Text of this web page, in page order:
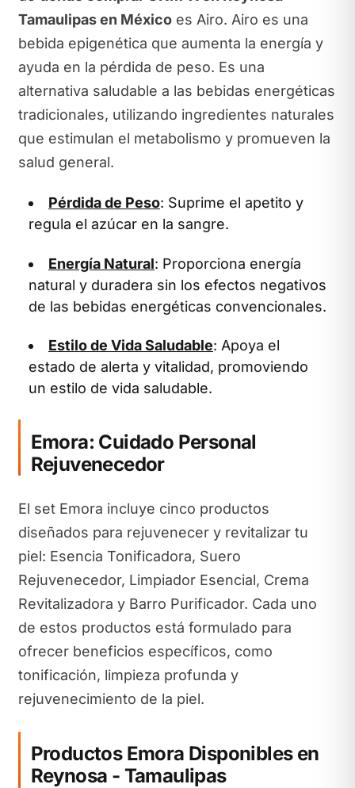
Tamaulipas en Méxicoes Airo. Airo es una
bebida epigenética que aumenta la energía y
ayuda en la pérdida de peso. Es una
alternativa saludable a las bebidas energéticas
tradicionales, utilizando ingredientes naturales
que estimulan el metabolismo y promueven la
salud general.
Pérdida de Peso: Suprime el apetito y
regula el azúcar en la sangre.
Energía Natural: Proporciona energía
natural y duradera sin los efectos negativos
de las bebidas energéticas convencionales.
Estilo de Vida Saludable: Apoya el
estado de alerta y vitalidad, promoviendo
un estilo de vida saludable.
Emora: Cuidado Personal
Rejuvenecedor
El set Emora incluye cinco productos
diseñados para rejuvenecer y revitalizar tu
piel: Esencia Tonificadora, Suero
Rejuvenecedor, Limpiador Esencial, Crema
Revitalizadora y Barro Purificador. Cada uno
de estos productos está formulado para
ofrecer beneficios específicos, como
tonificación, limpieza profunda y
rejuvenecimiento de la piel.
Productos Emora Disponibles en
Reynosa - Tamaulipas